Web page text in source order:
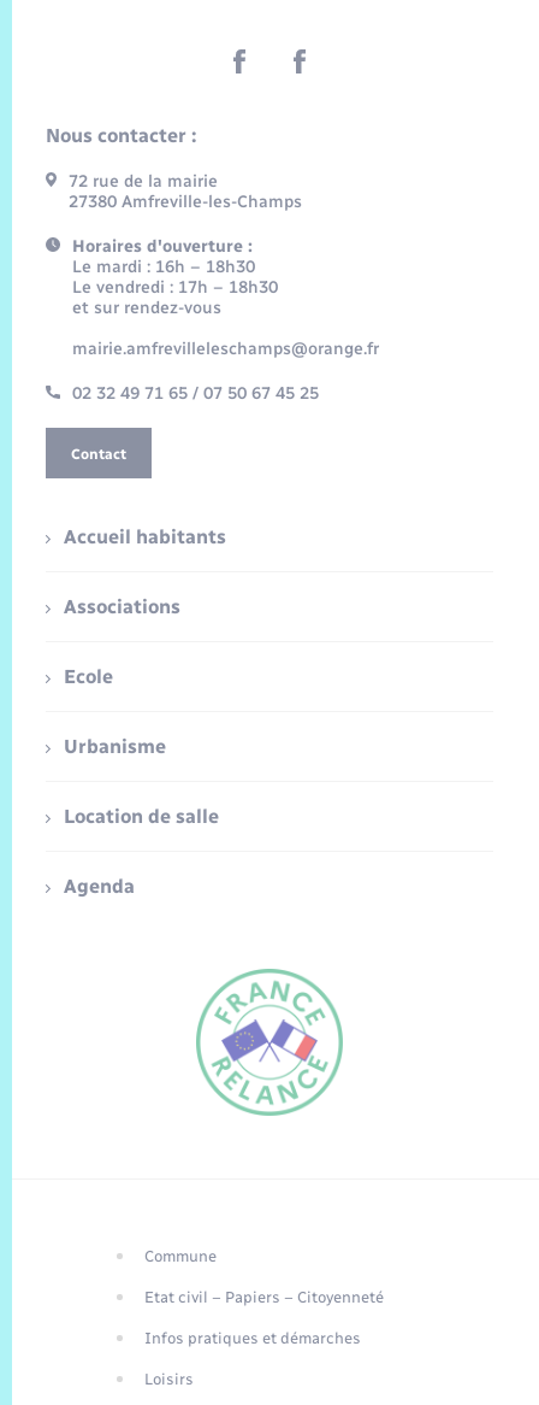
Traduction du
EN
Nous contacter :
72 rue de la mairie
27380 Amfreville-les-Champs
Horaires d'ouverture :
Le mardi : 16h – 18h30
Le vendredi : 17h – 18h30
et sur rendez-vous
mairie.amfrevilleleschamps@orange.fr
02 32 49 71 65 / 07 50 67 45 25
Contact
Accueil habitants
Associations
Ecole
Urbanisme
Location de salle
Agenda
Commune
Etat civil – Papiers – Citoyenneté
Infos pratiques et démarches
Loisirs